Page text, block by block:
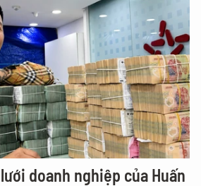
doanh nghiệp của Huấn